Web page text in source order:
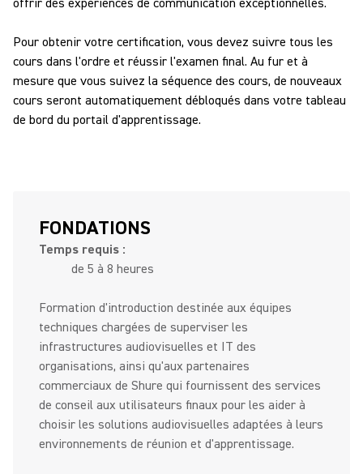
offrir des expériences de communication exceptionnelles.
Pour obtenir votre certification, vous devez suivre tous les
cours dans l'ordre et réussir l'examen final. Au fur et à
mesure que vous suivez la séquence des cours, de nouveaux
cours seront automatiquement débloqués dans votre tableau
de bord du portail d'apprentissage.
FONDATIONS
Temps requis :
de 5 à 8 heures
Formation d'introduction destinée aux équipes
techniques chargées de superviser les
infrastructures audiovisuelles et IT des
organisations, ainsi qu'aux partenaires
commerciaux de Shure qui fournissent des services
de conseil aux utilisateurs finaux pour les aider à
choisir les solutions audiovisuelles adaptées à leurs
environnements de réunion et d'apprentissage.